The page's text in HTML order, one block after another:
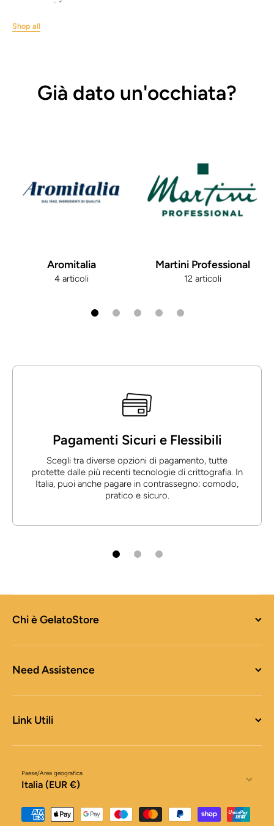
Shop all
Già dato un'occhiata?
Aromitalia
4 articoli
Martini Professional
12 articoli
Pagamenti Sicuri e Flessibili
Scegli tra diverse opzioni di pagamento, tutte
protette dalle più recenti tecnologie di crittografia. In
Italia, puoi anche pagare in contrassegno: comodo,
pratico e sicuro.
Chi è GelatoStore
Need Assistence
Link Utili
Paese/Area geografica
Italia (EUR €)
Metodi di pagamento